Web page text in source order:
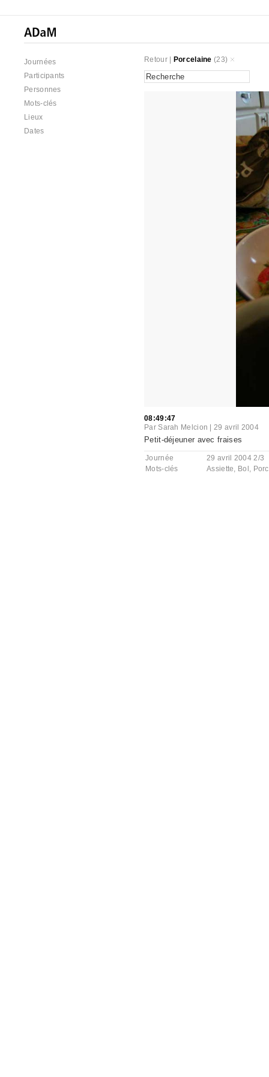
Journées
Participants
Personnes
Mots-clés
Lieux
Dates
Retour| Porcelaine (23)
08:49:47
Par Sarah Melcion |29 avril 2004
Petit-déjeuner avec fraises
Journée
29 avril 2004 2/3
Mots-clés
Assiette, Bol ,